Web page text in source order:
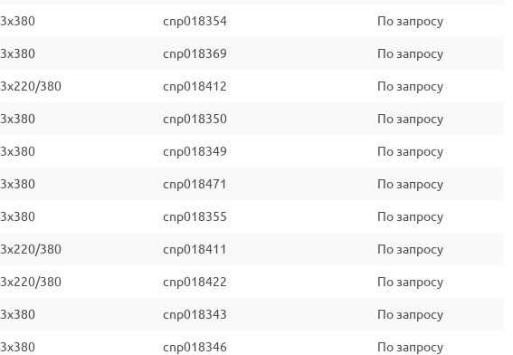
3x380 cnp018354 По запросу
3x380 cnp018369 По запросу
3x220/380 cnp018412 По запросу
3x380 cnp018350 По запросу
3x380 cnp018349 По запросу
3x380 cnp018471 По запросу
3x380 cnp018355 По запросу
3x220/380 cnp018411 По запросу
3x220/380 cnp018422 По запросу
3x380 cnp018343 По запросу
3x380 cnp018346 По запросу